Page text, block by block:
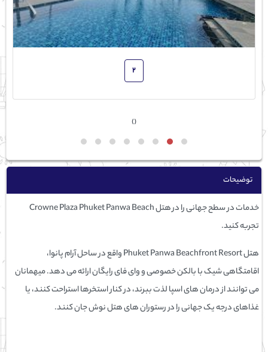
2
‹
›
توضیحات
خدمات در سطح جهانی را در هتل Crowne Plaza Phuket Panwa Beach
تجربه کنید.
هتل Phuket Panwa Beachfront Resort واقع در ساحل آرام پانوا،
اقامتگاهی شیک با بالکن خصوصی و وای فای رایگان ارائه می دهد. میهمانان
می توانند از درمان های اسپا لذت ببرند، در کنار استخرها استراحت کنند، یا
غذاهای درجه یک جهانی را در رستوران های هتل نوش جان کنند.